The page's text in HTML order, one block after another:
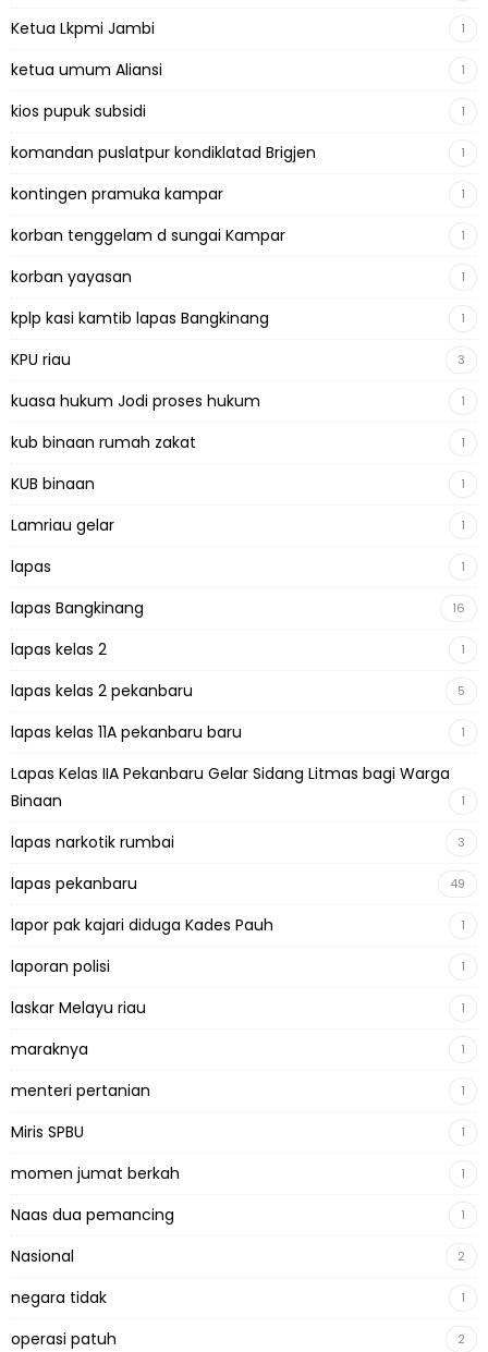
Ketua Lkpmi Jambi 1
ketua umum Aliansi 1
kios pupuk subsidi 1
komandan puslatpur kondiklatad Brigjen 1
kontingen pramuka kampar 1
korban tenggelam d sungai Kampar 1
korban yayasan 1
kplp kasi kamtib lapas Bangkinang 1
KPU riau 3
kuasa hukum Jodi proses hukum 1
kub binaan rumah zakat 1
KUB binaan 1
Lamriau gelar 1
lapas 1
lapas Bangkinang 16
lapas kelas 2 1
lapas kelas 2 pekanbaru 5
lapas kelas 11A pekanbaru baru 1
Lapas Kelas IIA Pekanbaru Gelar Sidang Litmas bagi Warga
Binaan
1
lapas narkotik rumbai 3
lapas pekanbaru 49
lapor pak kajari diduga Kades Pauh 1
laporan polisi 1
laskar Melayu riau 1
maraknya 1
menteri pertanian 1
Miris SPBU 1
momen jumat berkah 1
Naas dua pemancing 1
Nasional 2
negara tidak 1
operasi patuh 2